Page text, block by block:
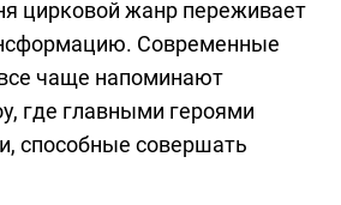
цирковой жанр переживает
Современные
чаще напоминают
где главными героями
способные совершать